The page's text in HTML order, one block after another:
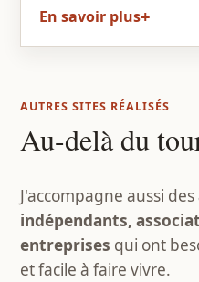
En savoir plus
AUTRES SITES RÉALISÉS
Au-delà du
J'accompagne aussi des
indépendants,
entreprises qui ont
et facile à faire vivre.